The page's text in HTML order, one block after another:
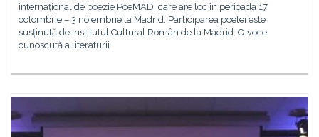
internațional de poezie PoeMAD, care are loc în perioada 17
octombrie – 3 noiembrie la Madrid. Participarea poetei este
susținută de Institutul Cultural Român de la Madrid. O voce
cunoscută a literaturii